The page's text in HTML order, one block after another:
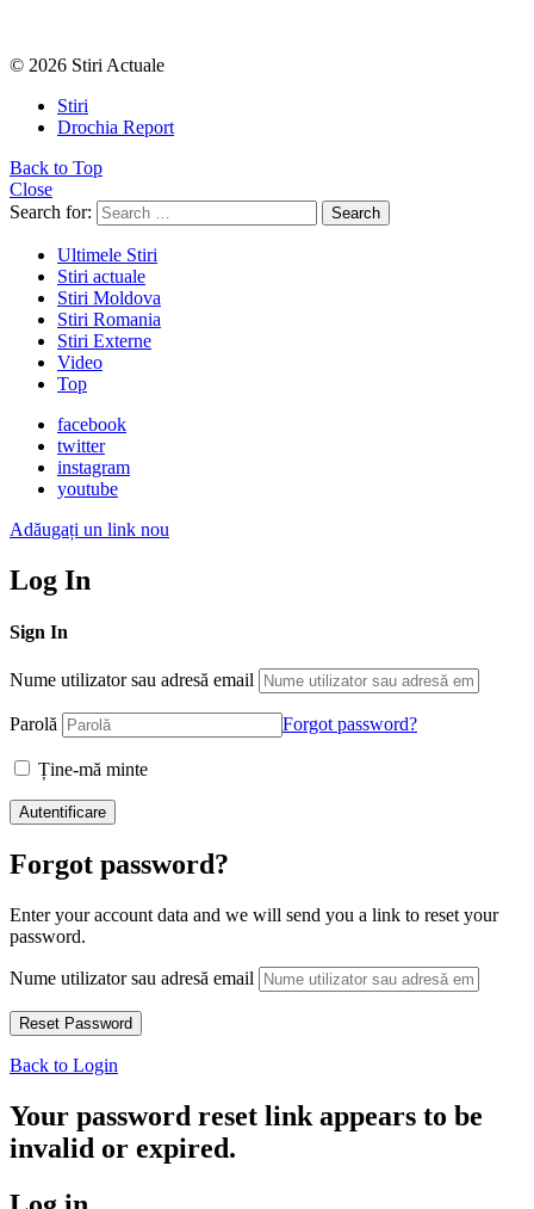
© 2026 Stiri Actuale
Stiri
Drochia Report
Back to Top
Close
Search for:
Search
Ultimele Stiri
Stiri actuale
Stiri Moldova
Stiri Romania
Stiri Externe
Video
Top
facebook
twitter
instagram
youtube
Adăugați un link nou
Log In
Sign In
Nume utilizator sau adresă email
Parolă Forgot password?
Ține-mă minte
Forgot password?
Enter your account data and we will send you a link to reset your
password.
Nume utilizator sau adresă email
Back to Login
Your password reset link appears to be
invalid or expired.